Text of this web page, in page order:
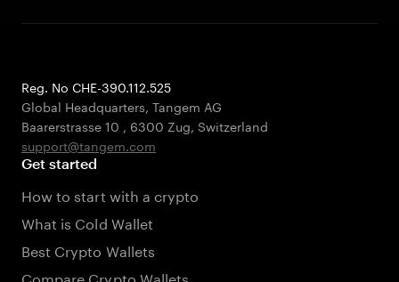
Reg. No CHE-390.112.525
Global Headquarters, Tangem AG
Baarerstrasse 10 , 6300 Zug, Switzerland
support@tangem.com
Get started
How to start with a crypto
What is Cold Wallet
Best Crypto Wallets
Compare Crypto Wallets